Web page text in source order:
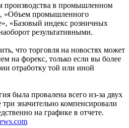
производства в промышленном
«Объем промышленного
«Базовый индекс розничных
результативными.
что торговля на новостях может
на форекс, только если вы более
отработку той или иной
была провалена всего из-за двух
три значительно компенсировали
на графике в отчете.